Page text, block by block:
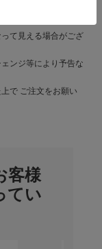
ャンセルさせていた
て見える場合がござ
ンジ等により予告な
で ご注文をお願い
客様
てい